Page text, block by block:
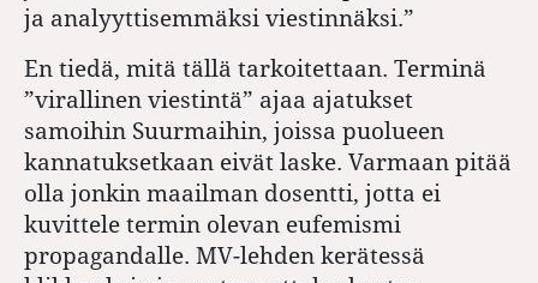
ja analyyttisemmäksi viestinnäksi.”
En tiedä, mitä tällä tarkoitettaan. Terminä
”virallinen viestintä” ajaa ajatukset
samoihin Suurmaihin, joissa puolueen
kannatuksetkaan eivät laske. Varmaan pitää
olla jonkin maailman dosentti, jotta ei
kuvittele termin olevan eufemismi
propagandalle. MV-lehden kerätessä